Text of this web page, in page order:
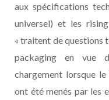
aux spécifications
universel) et les
« traitent de questions
packaging en vue
chargement lorsque
ont été menés par les